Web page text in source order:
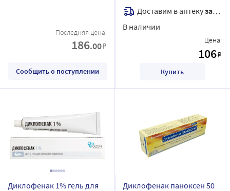
Последняя цена:
186.00₽
Сообщить о поступлении
Доставим в аптекузавтра
В наличии
Цена:
106₽
Купить
Диклофенак 1% гель для
Диклофенак паноксен 50